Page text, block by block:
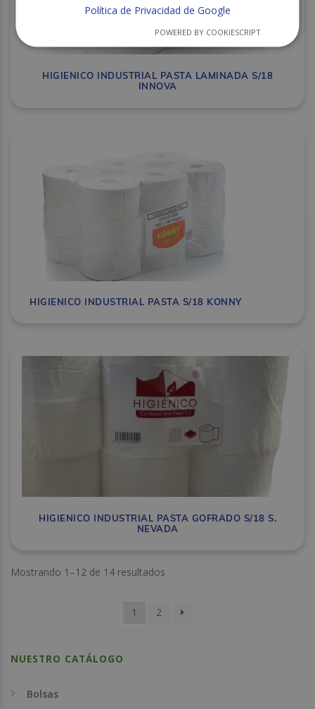
HIGIENICO INDUSTRIAL PASTA LAMINADA S/18
INNOVA
HIGIENICO INDUSTRIAL PASTA S/18 KONNY
HIGIENICO INDUSTRIAL PASTA GOFRADO S/18 S.
NEVADA
Mostrando 1–12 de 14 resultados
1 2
NUESTRO CATÁLOGO
Bolsas
Política de Privacidad de Google
POWERED BY COOKIESCRIPT